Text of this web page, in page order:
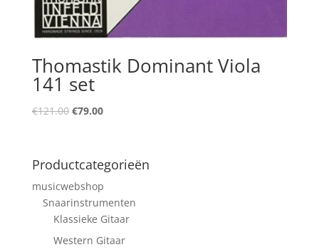
Thomastik Dominant Viola
141 set
€121.00 Oorspronkelijke
€121.00.
€79.00Huidige
€79.00.
Productcategorieën
musicwebshop
Snaarinstrumenten
Klassieke Gitaar
Western Gitaar